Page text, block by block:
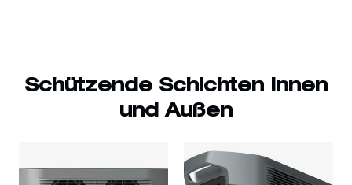
Schützende Schichten Innen
und Außen